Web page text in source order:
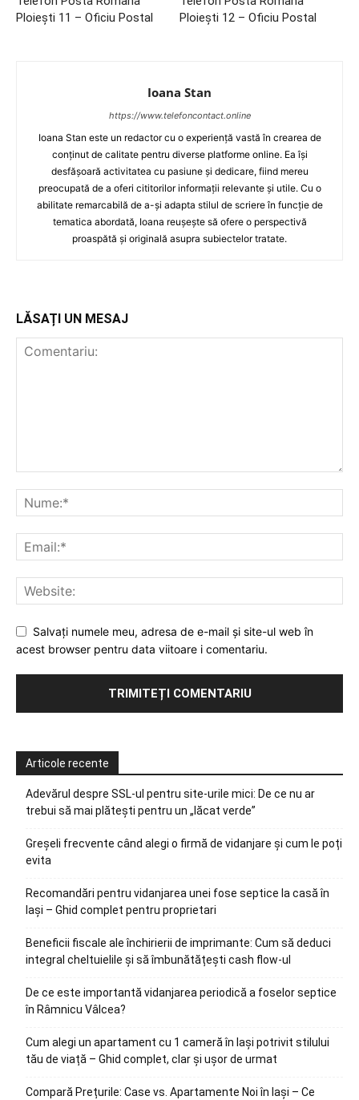
Ploieşti 11 – Oficiu Postal
Ploieşti 12 – Oficiu Postal
Ioana Stan
https://www.telefoncontact.online
Ioana Stan este un redactor cu o experiență vastă în crearea de
conținut de calitate pentru diverse platforme online. Ea își
desfășoară activitatea cu pasiune și dedicare, fiind mereu
preocupată de a oferi cititorilor informații relevante și utile. Cu o
abilitate remarcabilă de a-și adapta stilul de scriere în funcție de
tematica abordată, Ioana reușește să ofere o perspectivă
proaspătă și originală asupra subiectelor tratate.
LĂSAȚI UN MESAJ
Salvați numele meu, adresa de e-mail și site-ul web în
acest browser pentru data viitoare i comentariu.
Articole recente
Adevărul despre SSL-ul pentru site-urile mici: De ce nu ar
trebui să mai plătești pentru un „lăcat verde”
Greșeli frecvente când alegi o firmă de vidanjare și cum le poți
evita
Recomandări pentru vidanjarea unei fose septice la casă în
Iași – Ghid complet pentru proprietari
Beneficii fiscale ale închirierii de imprimante: Cum să deduci
integral cheltuielile și să îmbunătățești cash flow-ul
De ce este importantă vidanjarea periodică a foselor septice
în Râmnicu Vâlcea?
Cum alegi un apartament cu 1 cameră în Iași potrivit stilului
tău de viață – Ghid complet, clar și ușor de urmat
Compară Prețurile: Case vs. Apartamente Noi în Iași – Ce